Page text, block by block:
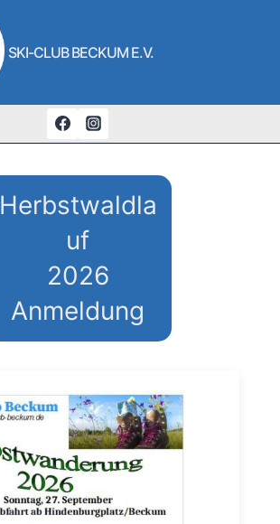
SKI-CLUB BECKUM E.V.
Herbstwaldla
uf
2026
Anmeldung